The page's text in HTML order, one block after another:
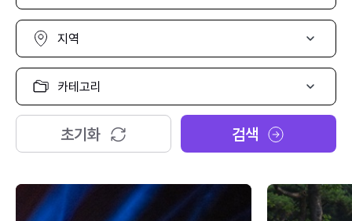
선
택
지
선
택
카
고
리
택
초기화 검색